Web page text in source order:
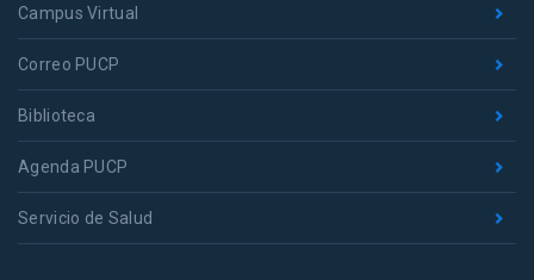
Campus Virtual
Correo PUCP
Biblioteca
Agenda PUCP
Servicio de Salud